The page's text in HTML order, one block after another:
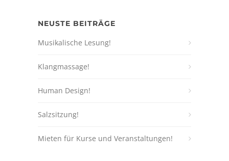
NEUSTE BEITRÄGE
Musikalische Lesung!
Klangmassage!
Human Design!
Salzsitzung!
Mieten für Kurse und Veranstaltungen!